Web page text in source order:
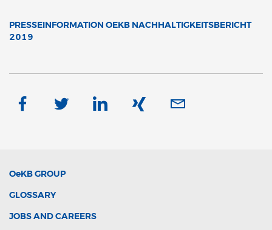
PRESSEINFORMATION OEKB NACHHALTIGKEITSBERICHT
2019
OeKBGROUP
GLOSSARY
JOBS AND CAREERS